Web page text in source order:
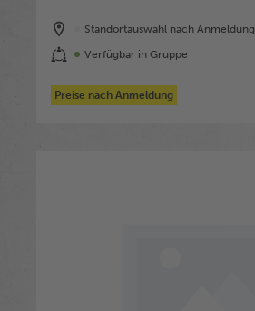
Standortauswahl nach Anmeldung
Verfügbar in Gruppe
Preise nach Anmeldung